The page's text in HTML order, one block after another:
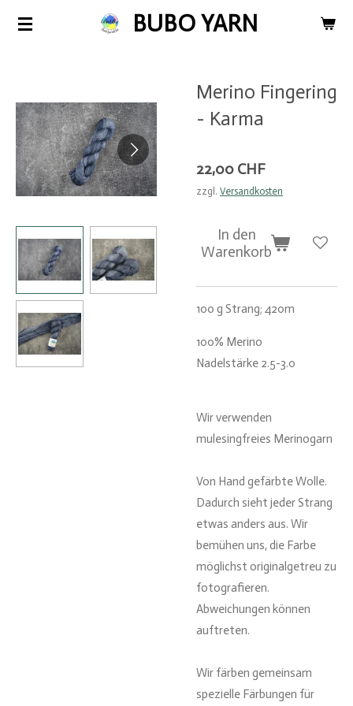
Zum
BUBO YARN
Merino Fingering
- Karma
22,00 CHF
zzgl. Versandkosten
In den
Warenkorb
100 g Strang; 420m
100% Merino
Nadelstärke 2.5-3.0
Wir verwenden
mulesingfreies Merinogarn
Von Hand gefärbte Wolle.
Dadurch sieht jeder Strang
etwas anders aus. Wir
bemühen uns, die Farbe
möglichst originalgetreu zu
fotografieren.
Abweichungen können
auftreten.
Wir färben gemeinsam
spezielle Färbungen für